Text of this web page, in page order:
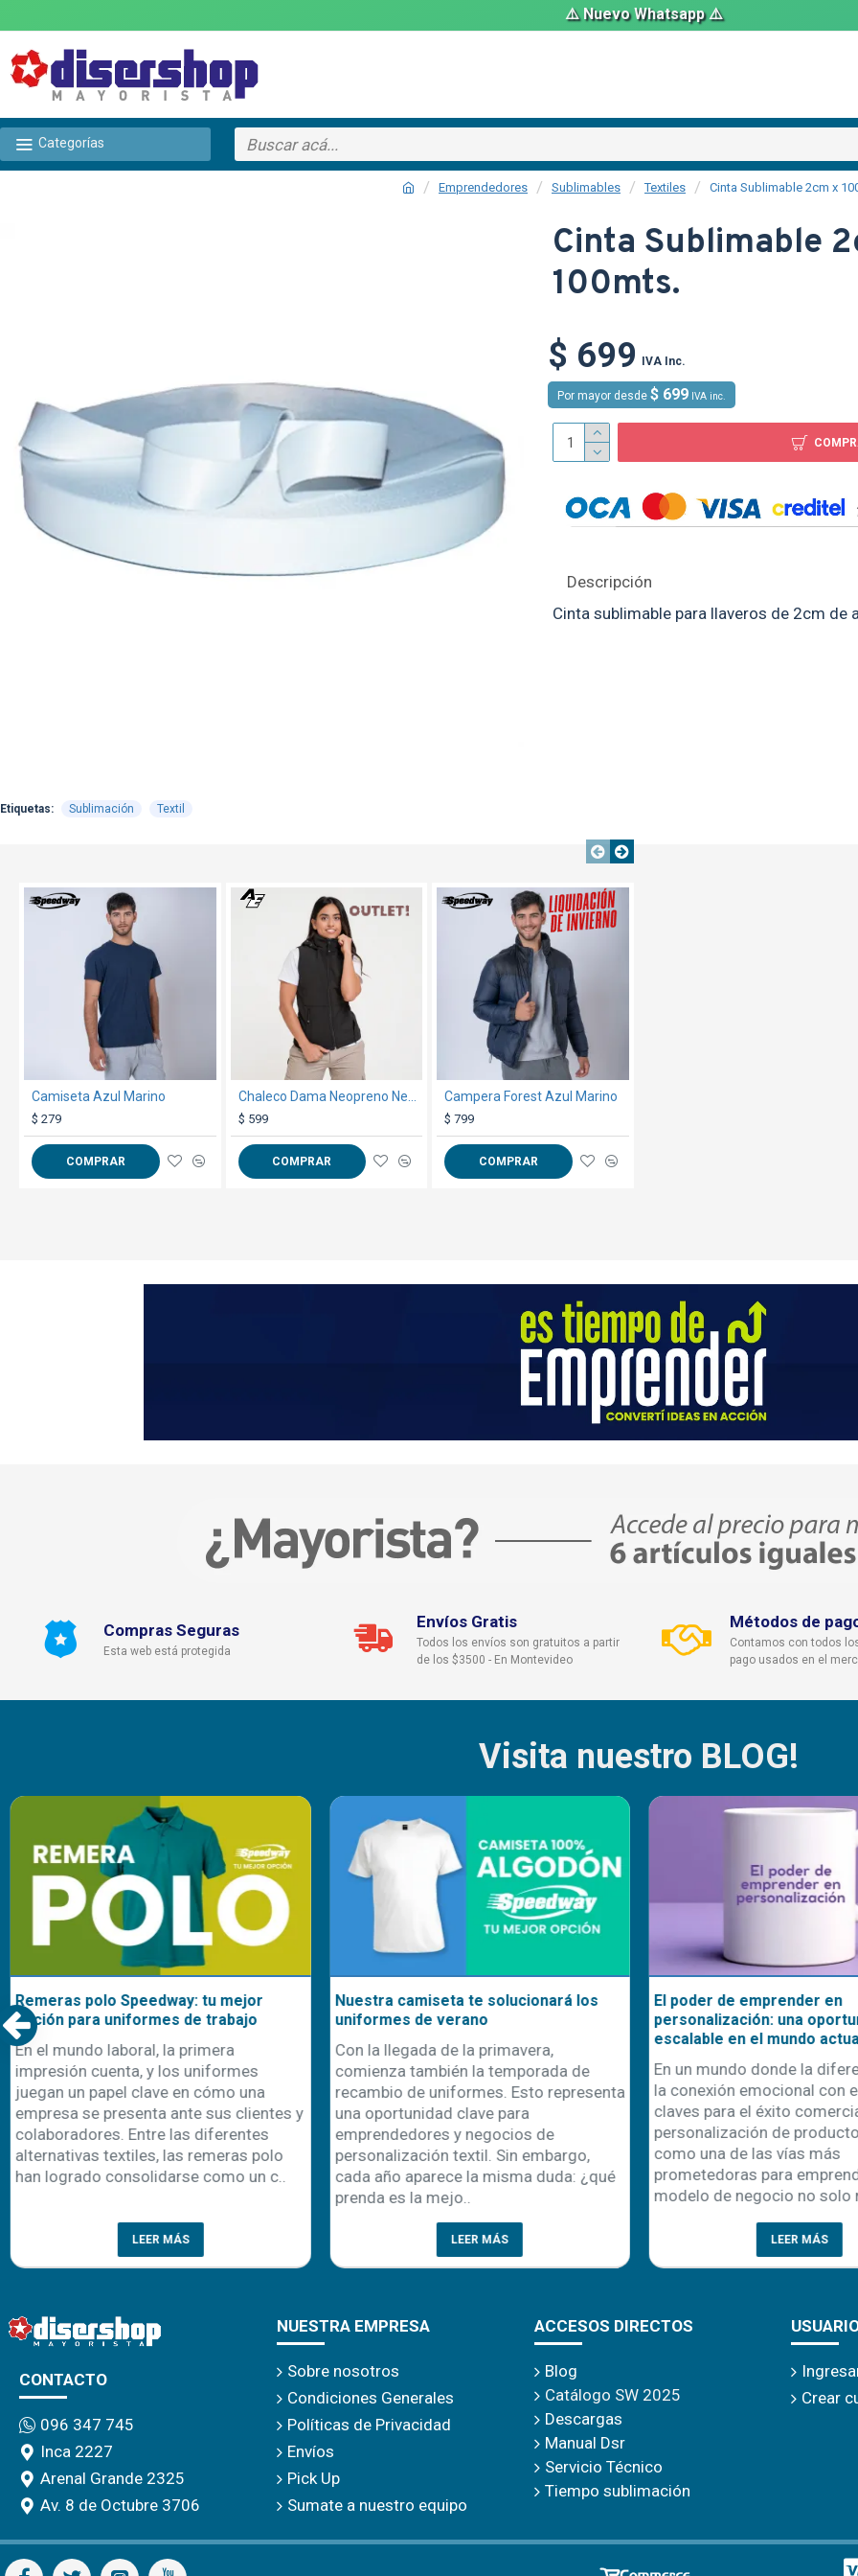
⚠️ Nuevo Whatsapp ⚠️
Categorías
Emprendedores Sublimables Textiles Cinta Sublimable 2cm x
Cinta Sublimable
100mts.
$ 699 IVA Inc.
Por mayor desde $ 699 IVA inc.
Descripción
Cinta sublimable para llaveros de 2cm de
Etiquetas: Sublimación Textil
Body Sublimable M/L
$ 119
TEXTTRANSPARENTE
Camiseta Azul Marino
$ 279
COMPRAR
TEXTTRANSPARENTE
OUT
$ 599
COMPRAR
TEXTTRANSPARENTE
SALE
Campera Forest Azul Marino
$ 799
COMPRAR
Compras Seguras
Esta web está protegida
Envíos Gratis
Todos los envíos son gratuitos a partir
de los $3500 - En Montevideo
Métodos de
Contamos con todos
pago usados en el
Visita nuestro BLOG!
Remeras polo Speedway: tu mejor
opción para uniformes de trabajo
En el mundo laboral, la primera
impresión cuenta, y los uniformes
juegan un papel clave en cómo una
empresa se presenta ante sus clientes y
colaboradores. Entre las diferentes
alternativas textiles, las remeras polo
han logrado consolidarse como un c..
LEER MÁS
Nuestra camiseta te solucionará los
uniformes de verano
Con la llegada de la primavera,
comienza también la temporada de
recambio de uniformes. Esto representa
una oportunidad clave para
emprendedores y negocios de
personalización textil. Sin embargo,
cada año aparece la misma duda: ¿qué
prenda es la mejo..
LEER MÁS
El poder de emprender en
personalización: una
escalable en el mundo
En un mundo donde la
la conexión emocional con
claves para el éxito
personalización de
como una de las vías más
prometedoras para
modelo de negocio no solo
LEER MÁS
CONTACTO
096 347 745
Inca 2227
Arenal Grande 2325
Av. 8 de Octubre 3706
NUESTRA EMPRESA
Sobre nosotros
Condiciones Generales
Políticas de Privacidad
Envíos
Pick Up
Sumate a nuestro equipo
ACCESOS DIRECTOS
Blog
Catálogo SW 2025
Descargas
Manual Dsr
Servicio Técnico
Tiempo sublimación
Crear